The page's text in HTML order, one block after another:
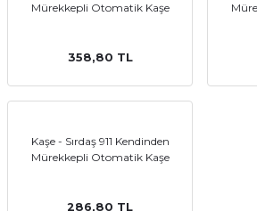
Mürekkepli Otomatik Kaşe
358,80 TL
Kaşe - Sırdaş 911 Kendinden
Mürekkepli Otomatik Kaşe
286,80 TL